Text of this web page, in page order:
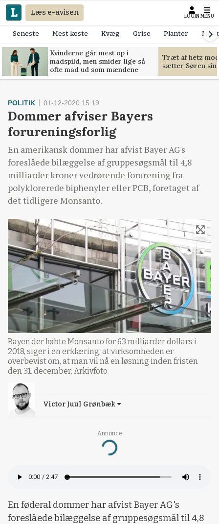
Læs e-avisen LOGIN MENU
Seneste Mest læste Kvæg Grise Planter
Kvinderne går mest op i
madspild, men smider lige så
ofte mad ud som mændene
Træt af hetz
sætter Søren
Annonce
Loading...
POLITIK 01-12-2020 15:19
Dommer afviser Bayers
forureningsforlig
En amerikansk dommer har afvist Bayer AG's
foreslåede bilæggelse af gruppesøgsmål til 4,8
milliarder kroner vedrørende forurening fra
polyklorerede biphenyler eller PCB, foretaget af
det tidligere Monsanto.
Bayer, der købte Monsanto for 63 milliarder dollars i
2018, siger i en erklæring, at virksomheden er
overbevist om, at man vil nå en løsning inden fristen
den 31. december. Arkivfoto
Victor Juul Grønbæk
En føderal dommer har afvist Bayer AG's
foreslåede bilæggelse af gruppesøgsmål til 4,8